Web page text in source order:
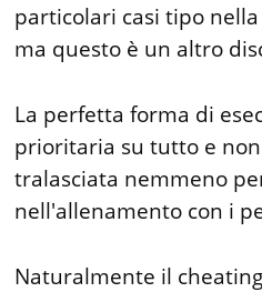
particolari casi tipo
ma questo è un altro
La perfetta forma di
prioritaria su tutto e
tralasciata nemmeno
nell'allenamento con i
Naturalmente il